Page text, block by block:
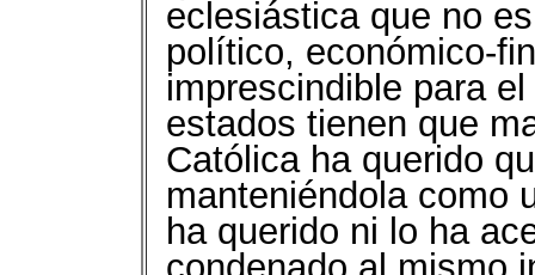
eclesiástica que no
político, económico-
imprescindible para
estados tienen que
Católica ha querido
manteniéndola como
ha querido ni lo ha